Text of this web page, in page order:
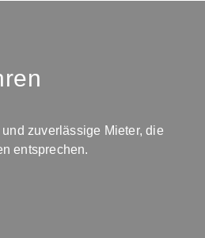
zuverlässige Mieter, die
entsprechen.